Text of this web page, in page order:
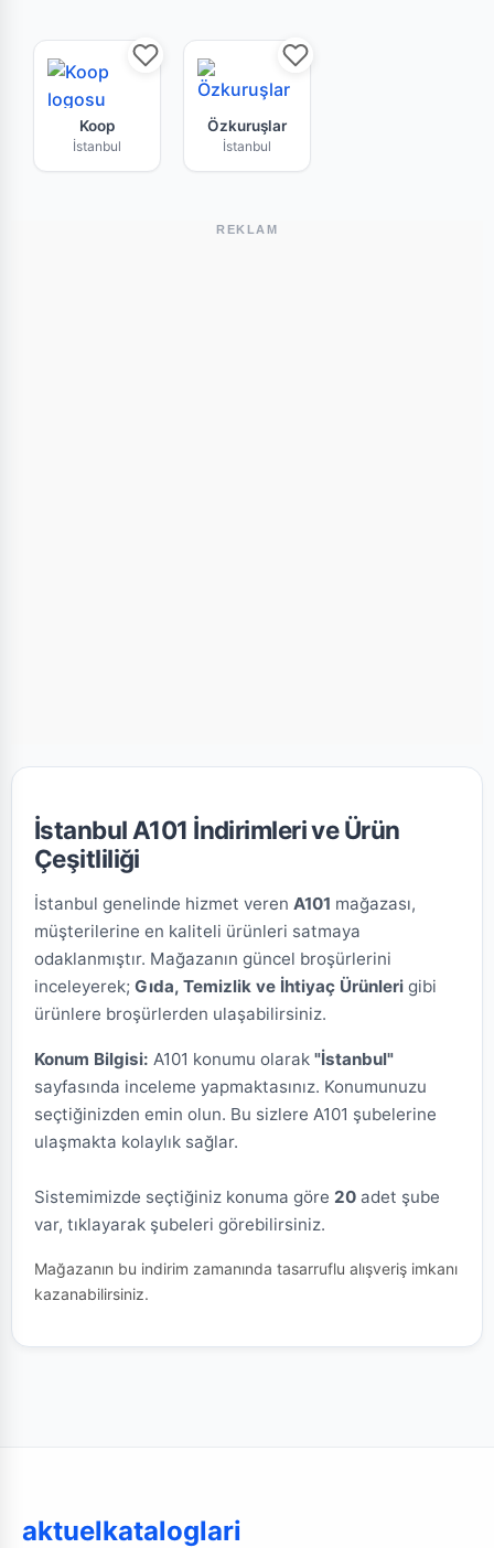
İstanbul Koop indirim kataloğu ve fırsat ürünleri
Koop
İstanbul
Özkuruşlar tarafından
Özkuruşlar
İstanbul
REKLAM
İstanbul A101 İndirimleri ve Ürün
Çeşitliliği
İstanbul genelinde hizmet veren A101 mağazası,
müşterilerine en kaliteli ürünleri satmaya
odaklanmıştır. Mağazanın güncel broşürlerini
inceleyerek; Gıda, Temizlik ve İhtiyaç Ürünleri gibi
ürünlere broşürlerden ulaşabilirsiniz.
Konum Bilgisi: A101 konumu olarak "İstanbul"
sayfasında inceleme yapmaktasınız. Konumunuzu
seçtiğinizden emin olun. Bu sizlere A101 şubelerine
ulaşmakta kolaylık sağlar.
Sistemimizde seçtiğiniz konuma göre 20 adet şube
var, tıklayarak şubeleri görebilirsiniz.
Mağazanın bu indirim zamanında tasarruflu alışveriş imkanı
kazanabilirsiniz.
aktuelkataloglari